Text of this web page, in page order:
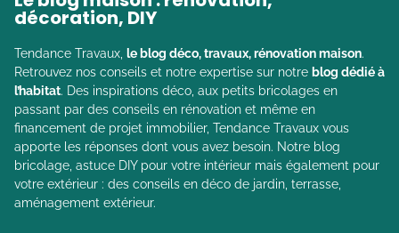
décoration, DIY
Tendance Travaux, le blog déco, travaux, rénovation maison.
Retrouvez nos conseils et notre expertise sur notre blog dédié à
l’habitat. Des inspirations déco, aux petits bricolages en
passant par des conseils en rénovation et même en
financement de projet immobilier, Tendance Travaux vous
apporte les réponses dont vous avez besoin. Notre blog
bricolage, astuce DIY pour votre intérieur mais également pour
votre extérieur : des conseils en déco de jardin, terrasse,
aménagement extérieur.